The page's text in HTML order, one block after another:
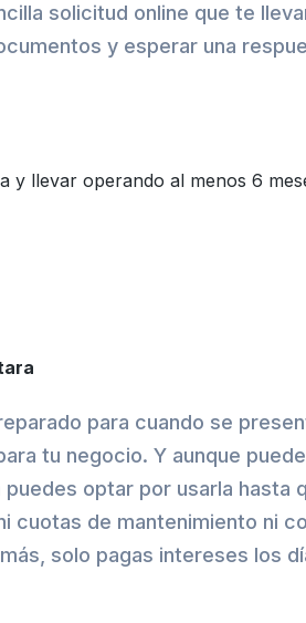
solicitud online que te
y esperar una
y llevar operando al menos 6
para cuando se
tu negocio. Y aunque
optar por usarla hasta
cuotas de mantenimiento ni
solo pagas intereses los